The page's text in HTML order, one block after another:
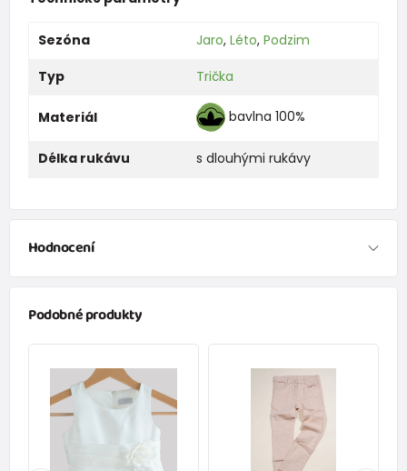
Sezóna Jaro, Léto, Podzim
Typ
Trička
Materiál bavlna 100%
Délka rukávu s dlouhými rukávy
Hodnocení
Jaroslav
100% Doporučuje produkt
Podobné produkty